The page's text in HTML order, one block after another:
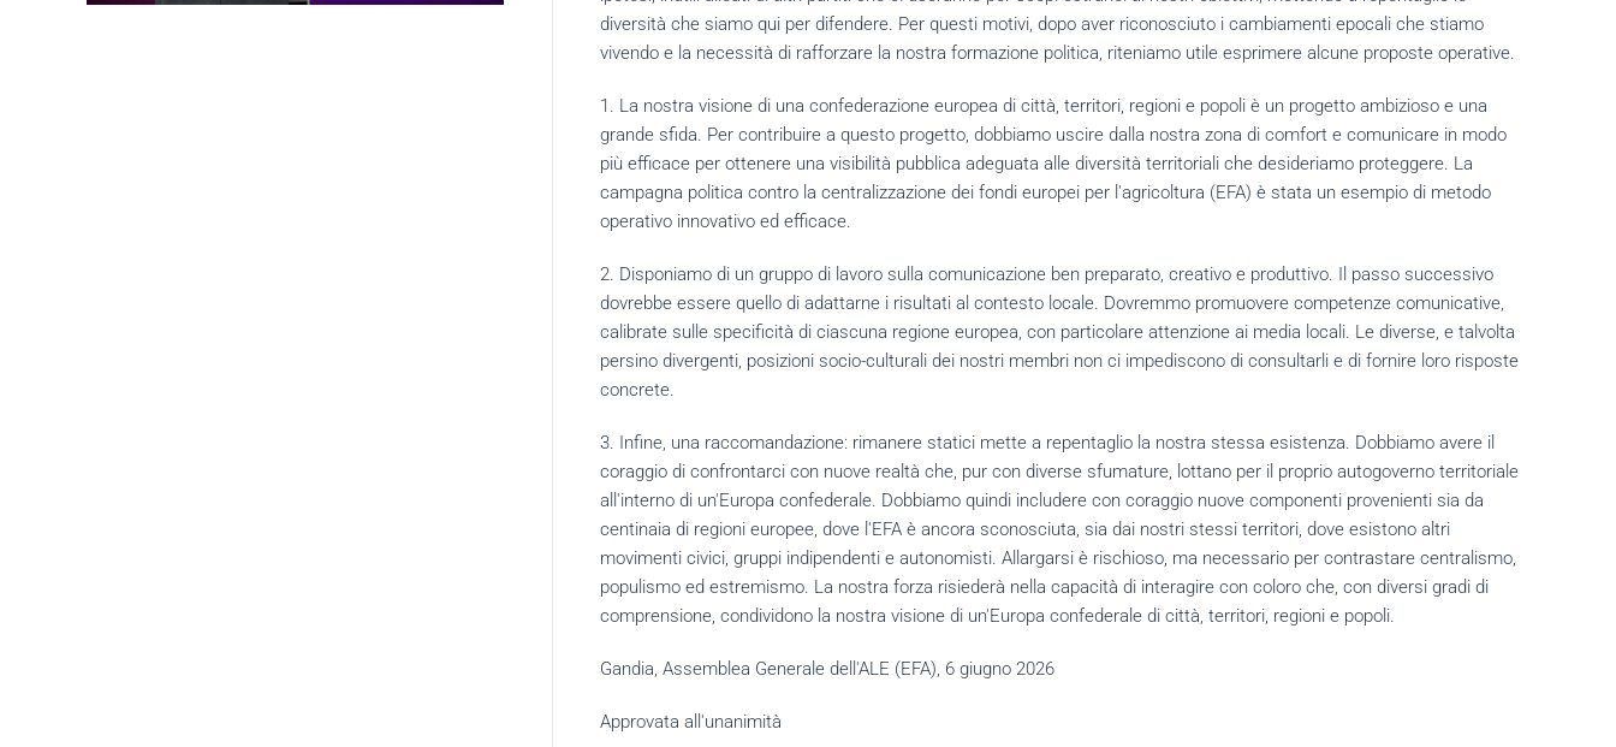
diversità che siamo qui per difendere. Per questi motivi, dopo aver riconosciuto i cambiamenti epocali che stiamo
vivendo e la necessità di rafforzare la nostra formazione politica, riteniamo utile esprimere alcune proposte operative.
1. La nostra visione di una confederazione europea di città, territori, regioni e popoli è un progetto ambizioso e una
grande sfida. Per contribuire a questo progetto, dobbiamo uscire dalla nostra zona di comfort e comunicare in modo
più efficace per ottenere una visibilità pubblica adeguata alle diversità territoriali che desideriamo proteggere. La
campagna politica contro la centralizzazione deifondi europei per l'agricoltura (EFA) è stata un esempio di metodo
operativo innovativo ed efficace.
2. Disponiamo di un gruppo di lavoro sulla comunicazione ben preparato, creativo e produttivo. Il passo successivo
dovrebbe essere quello di adattarne i risultati al contesto locale. Dovremmo promuovere competenze comunicative,
calibrate sulle specificità di ciascuna regione europea, con particolare attenzione ai media locali. Le diverse, e talvolta
persino divergenti, posizioni socio-culturali dei nostri membri non ci impediscono di consultarli e di fornire loro risposte
concrete.
3. Infine, una raccomandazione: rimanere statici mette a repentaglio la nostra stessa esistenza. Dobbiamo avere il
coraggio di confrontarci con nuove realtà che, pur con diverse sfumature, lottano per il proprio autogoverno territoriale
all'interno di un'Europa confederale. Dobbiamo quindi includere con coraggio nuove componenti provenienti sia da
centinaia di regioni europee, dove l'EFA è ancora sconosciuta, sia dai nostri stessi territori, dove esistono altri
movimenti civici, gruppi indipendenti e autonomisti. Allargarsi è rischioso, ma necessario per contrastare centralismo,
populismo ed estremismo. La nostra forza risiederà nella capacità di interagire con coloro che, con diversi gradi di
comprensione, condividono la nostra visione di un'Europa confederale di città, territori, regioni e popoli.
Gandia, Assemblea Generale dell'ALE (EFA), 6 giugno 2026
Approvata all'unanimità